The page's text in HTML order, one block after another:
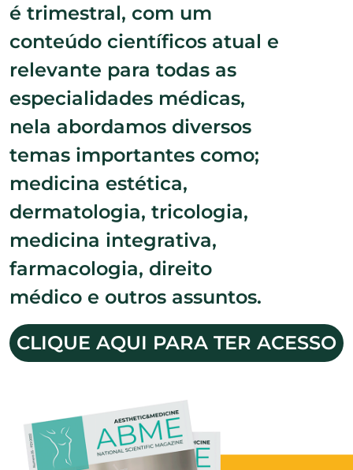
é trimestral, com um
conteúdo científicos atual e
relevante para todas as
especialidades médicas,
nela abordamos diversos
temas importantes como;
medicina estética,
dermatologia, tricologia,
medicina integrativa,
farmacologia, direito
médico e outros assuntos.
CLIQUE AQUI PARA TER ACESSO